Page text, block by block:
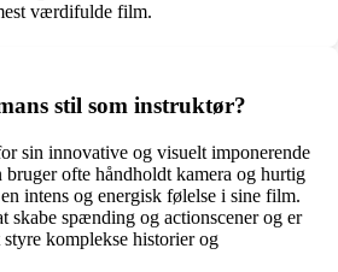
værdifulde film.
stil som instruktør?
sin innovative og visuelt imponerende
ofte håndholdt kamera og hurtig
intens og energisk følelse i sine film.
skabe spænding og actionscener og er
komplekse historier og